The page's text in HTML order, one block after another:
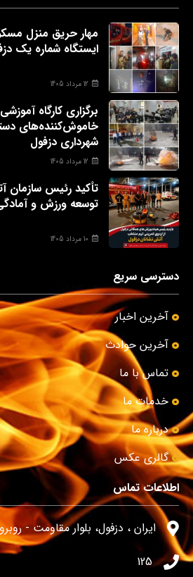
مهار حریق منزل
ایستگاه شماره یک
12 مرداد 1405
برگزاری کارگاه
خاموش‌کننده‌های
شهرداری دزفول
12 مرداد 1405
تأکید رئیس سازمان
توسعه ورزش و
10 مرداد 1405
دسترسی سریع
آخرین اخبار
آخرین حوادث
تماس با ما
خدمات ما
درباره ما
گالری عکس
اطلاعات تماس
ایران ، دزفول، بلوار مقاومت -
125